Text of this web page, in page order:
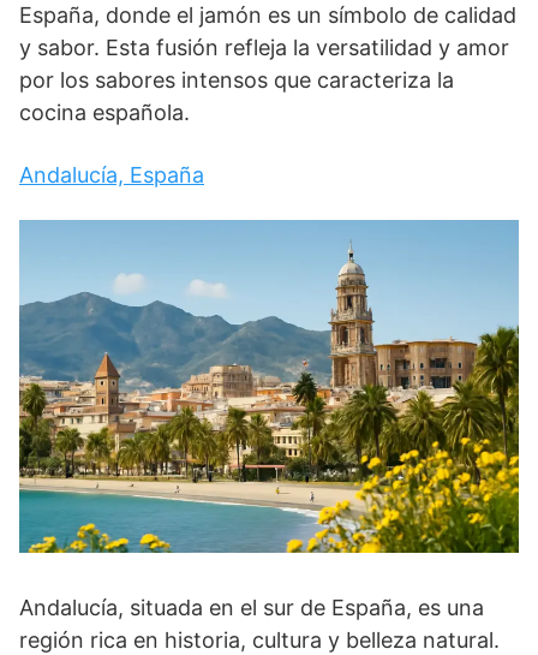
España, donde el jamón es un símbolo de calidad
y sabor. Esta fusión refleja la versatilidad y amor
por los sabores intensos que caracteriza la
cocina española.
Andalucía, España
Andalucía, situada en el sur de España, es una
región rica en historia, cultura y belleza natural.